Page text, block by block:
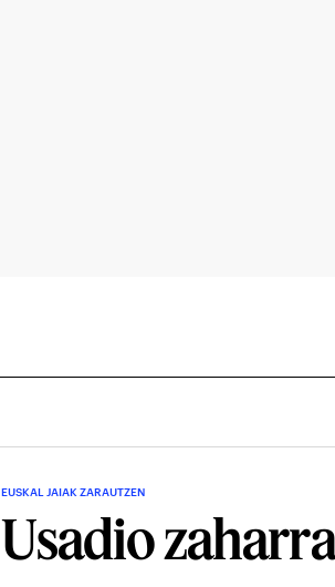
EUSKAL JAIAK ZARAUTZEN
Usadio